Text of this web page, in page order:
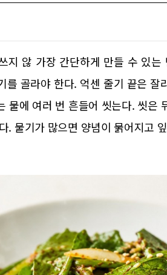
지 않 가장 간단하게 만들 수 있
를 골라야 한다. 억센 줄기 끝은
물에 여러 번 흔들어 씻는다. 씻은
. 물기가 많으면 양념이 묽어지고